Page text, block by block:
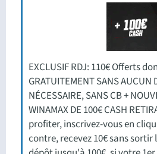
EXCLUSIF RDJ: 110€ Offerts
GRATUITEMENT SANS AUCUN
NÉCESSAIRE, SANS CB +
WINAMAX DE 100€ CASH
profiter, inscrivez-vous en
contre, recevez 10€ sans sortir